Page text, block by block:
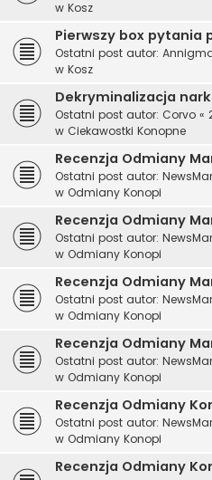
w Kosz
Pierwszy box pytania
Ostatni post autor:
w Kosz
Dekryminalizacja
Ostatni post autor: Corvo «
w Ciekawostki Konopne
Recenzja Odmiany
Ostatni post autor:
w Odmiany Konopi
Recenzja Odmiany
Ostatni post autor:
w Odmiany Konopi
Recenzja Odmiany
Ostatni post autor:
w Odmiany Konopi
Recenzja Odmiany
Ostatni post autor:
w Odmiany Konopi
Recenzja Odmiany
Ostatni post autor:
w Odmiany Konopi
Recenzja Odmiany